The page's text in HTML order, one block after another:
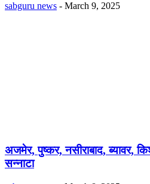
sabguru news - March 9, 2025
अजमेर, पुष्कर, नसीराबाद, ब्यावर,
सन्नाटा